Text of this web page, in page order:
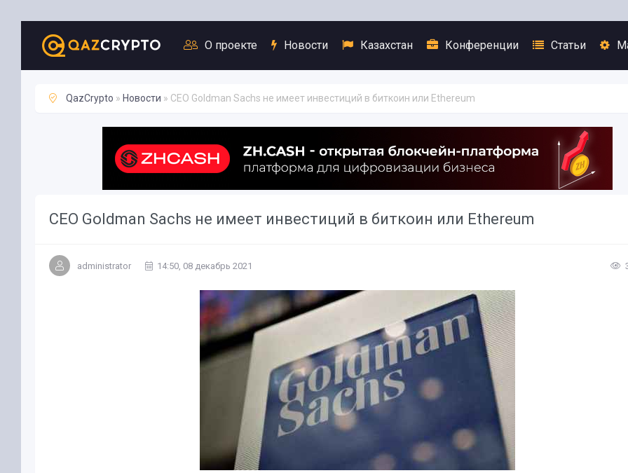
О проекте Новости Казахстан Конференции Статьи
QazCrypto » Новости » CEO Goldman Sachs не имеет инвестиций в биткоин или Ethereum
CEO Goldman Sachs не имеет инвестиций в биткоин или Ethereum
Новости
administrator 14:50, 08 декабрь 2021